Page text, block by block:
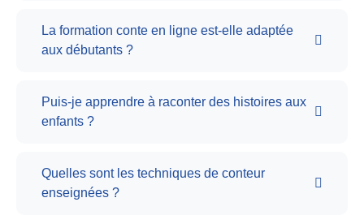
La formation conte en ligne est-elle adaptée
aux débutants ?
Puis-je apprendre à raconter des histoires aux
enfants ?
Quelles sont les techniques de conteur
enseignées ?